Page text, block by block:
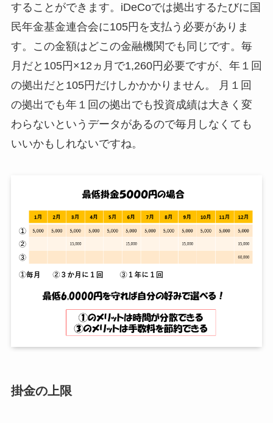
することができます。iDeCoでは拠出するたびに国
民年金基金連合会に105円を支払う必要がありま
す。この金額はどこの金融機関でも同じです。毎
月だと105円×12ヵ月で1,260円必要ですが、年１回
の拠出だと105円だけしかかかりません。 月１回
の拠出でも年１回の拠出でも投資成績は大きく変
わらないというデータがあるので毎月しなくても
いいかもしれないですね。
掛金の上限